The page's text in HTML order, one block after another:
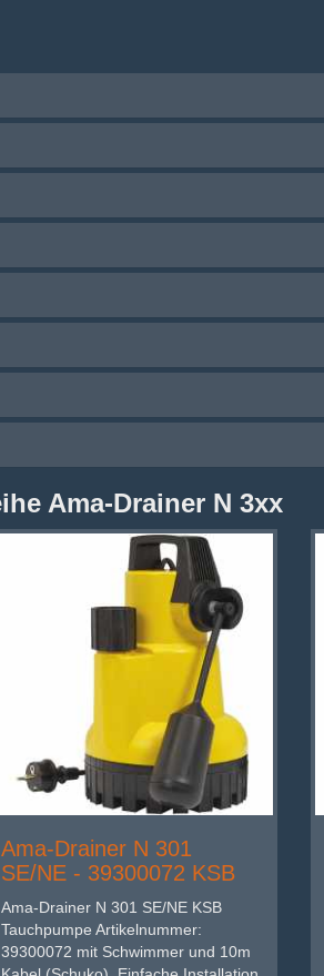
Ama-Drainer N 3xx
Ama-Drainer N 301
SE/NE - 39300072 KSB
Ama-Drainer N 301 SE/NE KSB
Tauchpumpe Artikelnummer:
39300072 mit Schwimmer und 10m